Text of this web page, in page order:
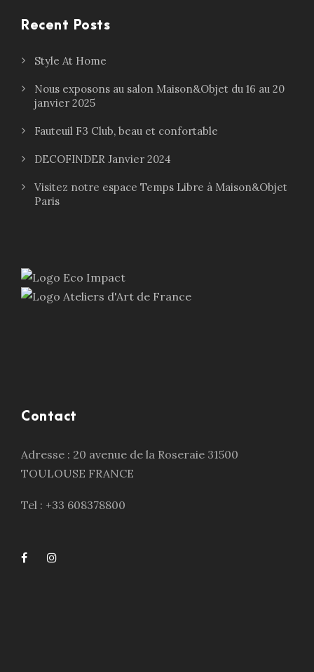
Recent Posts
Style At Home
Nous exposons au salon Maison&Objet du 16 au 20
janvier 2025
Fauteuil F3 Club, beau et confortable
DECOFINDER Janvier 2024
Visitez notre espace Temps Libre à Maison&Objet
Paris
Contact
Adresse : 20 avenue de la Roseraie 31500
TOULOUSE FRANCE
Tel : +33 608378800